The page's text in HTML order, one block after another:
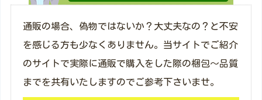
通販の場合、偽物ではないか？大丈夫なの？と不安
を感じる方も少なくありません。当サイトでご紹介
のサイトで実際に通販で購入をした際の梱包～品質
までを共有いたしますのでご参考下さいませ。